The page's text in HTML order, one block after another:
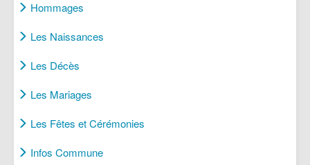
Hommages
Les Naissances
Les Décès
Les Mariages
Les Fêtes et Cérémonies
Infos Commune